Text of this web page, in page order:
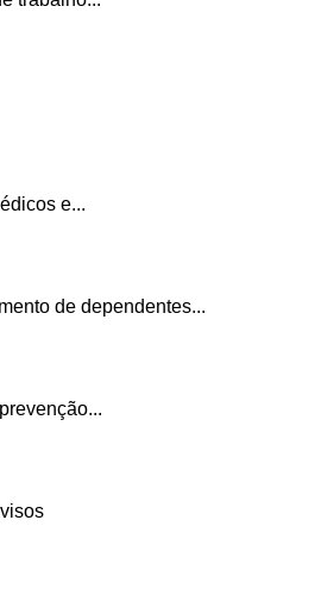
e...
de dependentes...